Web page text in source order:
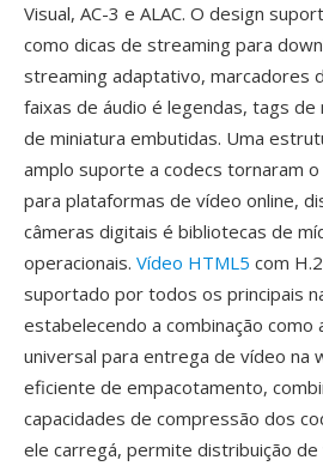
Visual, AC-3 e ALAC. O design
como dicas de streaming para
streaming adaptativo, marcadores
faixas de áudio é legendas, tags
de miniatura embutidas. Uma
amplo suporte a codecs tornaram
para plataformas de vídeo online,
câmeras digitais é bibliotecas de
operacionais. Vídeo HTML5 com
suportado por todos os principais
estabelecendo a combinação como
universal para entrega de vídeo na
eficiente de empacotamento,
capacidades de compressão dos
ele carregá, permite distribuição